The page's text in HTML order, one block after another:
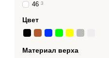
46 3
Цвет
Материал верха